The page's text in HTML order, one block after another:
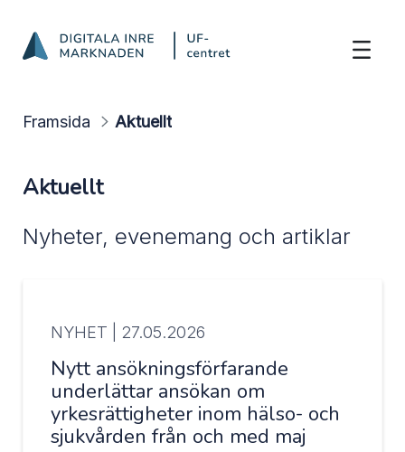
Framsida Aktuellt
Aktuellt
Nyheter, evenemang och artiklar
NYHET | 27.05.2026
Nytt ansökningsförfarande
underlättar ansökan om
yrkesrättigheter inom hälso- och
sjukvården från och med maj